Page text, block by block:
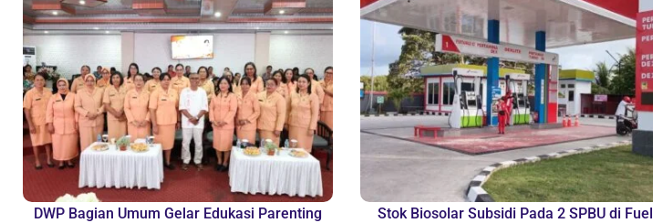
DWP Bagian Umum Gelar Edukasi Parenting
Stok Biosolar Subsidi Pada 2 SPBU di Fuel